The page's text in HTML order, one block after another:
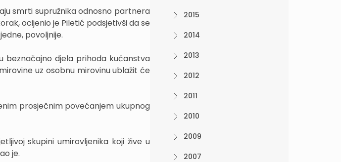
smrti supružnika odnosno partnera
ocijenio je Piletić podsjetivši da se
povoljnije.
beznačajno djela prihoda kućanstva
uz osobnu mirovinu ublažit će
prosječnim povećanjem ukupnog
skupini umirovljenika koji žive u
je.
2015
2014
2013
2012
2011
2010
2009
2007